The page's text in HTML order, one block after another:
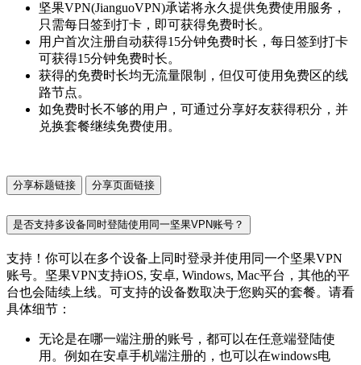
坚果VPN(JianguoVPN)承诺将永久提供免费使用服务，
只需每日签到打卡，即可获得免费时长。
用户首次注册自动获得15分钟免费时长，每日签到打卡
可获得15分钟免费时长。
获得的免费时长均无流量限制，但仅可使用免费区的线
路节点。
如免费时长不够的用户，可通过分享好友获得积分，并
兑换套餐继续免费使用。
分享标题链接 分享页面链接
是否支持多设备同时登陆使用同一坚果VPN账号？
支持！你可以在多个设备上同时登录并使用同一个坚果VPN
账号。坚果VPN支持iOS, 安卓, Windows, Mac平台，其他的平
台也会陆续上线。可支持的设备数取决于您购买的套餐。请看
具体细节：
无论是在哪一端注册的账号，都可以在任意端登陆使
用。例如在安卓手机端注册的，也可以在windows电